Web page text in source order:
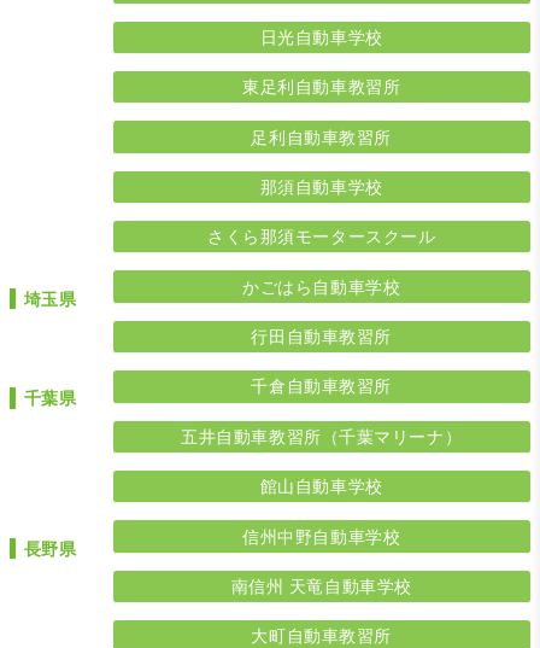
日光自動車学校
東足利自動車教習所
足利自動車教習所
那須自動車学校
さくら那須モータースクール
埼玉県
かごはら自動車学校
行田自動車教習所
千葉県
千倉自動車教習所
五井自動車教習所（千葉マリーナ）
館山自動車学校
長野県
信州中野自動車学校
南信州 天竜自動車学校
大町自動車教習所